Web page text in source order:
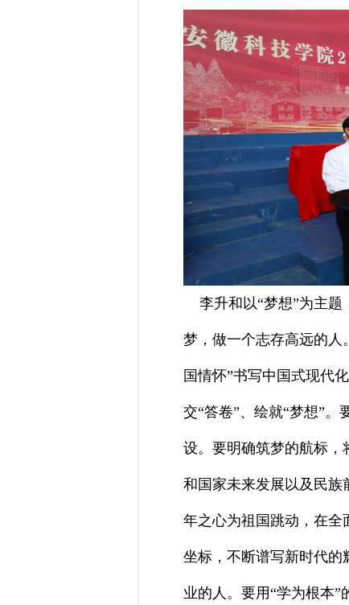
李升和以“梦想”为主题
梦，做一个志存高远的人
国情怀”书写中国式现代
交“答卷”、绘就“梦想”
设。要明确筑梦的航标，
和国家未来发展以及民族
年之心为祖国跳动，在全
坐标，不断谱写新时代的
业的人。要用“学为根本